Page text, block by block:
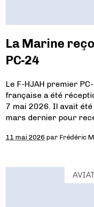
La Marine
PC-24
Le F-HJAH premier
française a été
7 mai 2026. Il avait
mars dernier pour
11 mai 2026 par Frédéric